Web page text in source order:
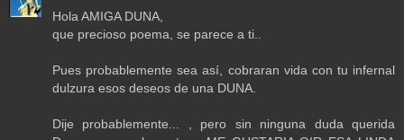
Hola AMIGA DUNA,
que precioso poema, se parece a ti..
Pues probablemente sea así, cobraran vida con tu infernal
dulzura esos deseos de una DUNA.
Dije probablemente... , pero sin ninguna duda querida